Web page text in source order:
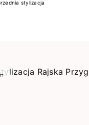
Poprzedni
stylizacja